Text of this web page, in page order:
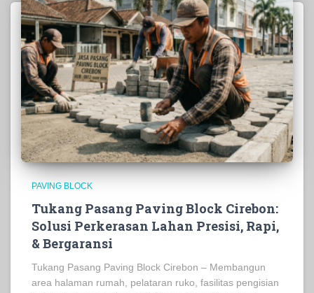
PAVING BLOCK
Tukang Pasang Paving Block Cirebon:
Solusi Perkerasan Lahan Presisi, Rapi,
& Bergaransi
Tukang Pasang Paving Block Cirebon – Membangun
area halaman rumah, pelataran ruko, fasilitas pengisian